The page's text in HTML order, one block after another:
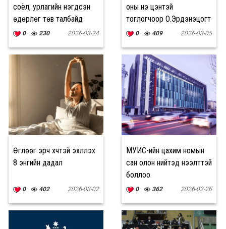
соёл, урлагийн нэгдсэн
өдөрлөг төв талбайд
болно
0 230 2026-03-24
оны үнэ цэнтэй
тоглогчоор О.Эрдэнэцогт
тодорлоо
0 409 2026-03-05
Өглөөг эрч хүчтэй эхлүүлэх
8 энгийн дадал
0 402 2026-03-02
МУИС-ийн цахим номын
сан олон нийтэд нээлттэй
боллоо
0 362 2026-02-26